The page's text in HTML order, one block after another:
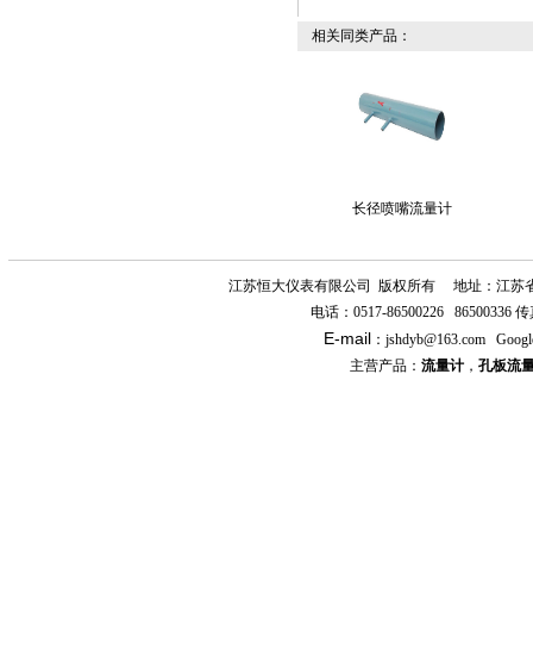
相关同类产品：
长径喷嘴流量计
江苏恒大仪表有限公司 版权所有
地址：江苏
电话： 0517-86500226 86500336 传
E-mail ： jshdyb@163.com
主营产品： 流量计， 孔板流